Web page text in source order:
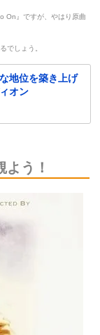
On』ですが、やはり原曲
でしょう。
地位を築き上げ
オン
う！